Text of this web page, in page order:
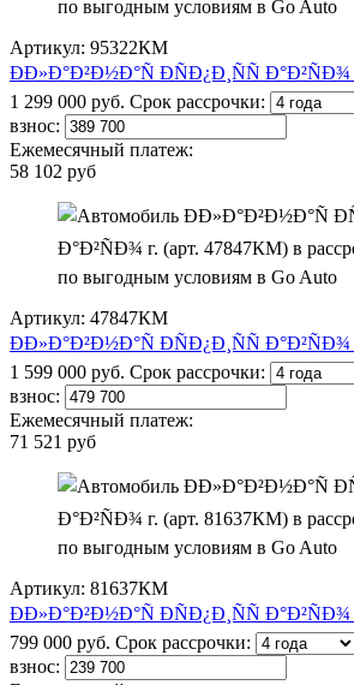
Артикул: 95322КМ
ÐÐ»Ð°Ð²Ð½Ð°Ñ ÐÑÐ¿Ð¸ÑÑ
1 299 000 руб. Срок рассрочки:
взнос:
Ежемесячный платеж:
58 102 руб
Артикул: 47847КМ
ÐÐ»Ð°Ð²Ð½Ð°Ñ ÐÑÐ¿Ð¸ÑÑ
1 599 000 руб. Срок рассрочки:
взнос:
Ежемесячный платеж:
71 521 руб
Артикул: 81637КМ
ÐÐ»Ð°Ð²Ð½Ð°Ñ ÐÑÐ¿Ð¸ÑÑ
799 000 руб. Срок рассрочки:
взнос: